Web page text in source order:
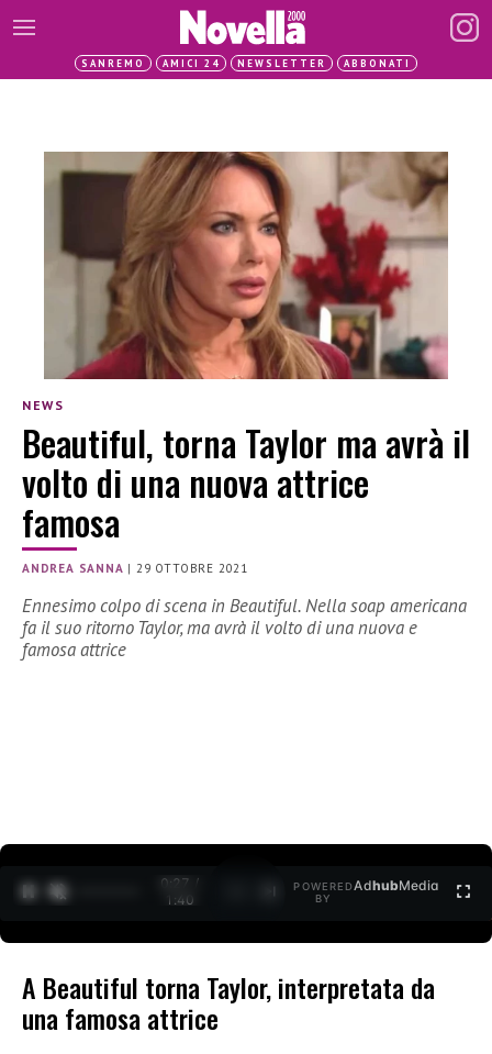
SANREMO AMICI 24 NEWSLETTER ABBONATI
NEWS
Beautiful, torna Taylor ma avrà il
volto di una nuova attrice
famosa
ANDREA SANNA |29 OTTOBRE 2021
Ennesimo colpo di scena in Beautiful. Nella soap americana
fa il suo ritorno Taylor, ma avrà il volto di una nuova e
famosa attrice
0:27 /
1:40
POWERED
BY
AdhubMedia
A Beautiful torna Taylor, interpretata da
una famosa attrice